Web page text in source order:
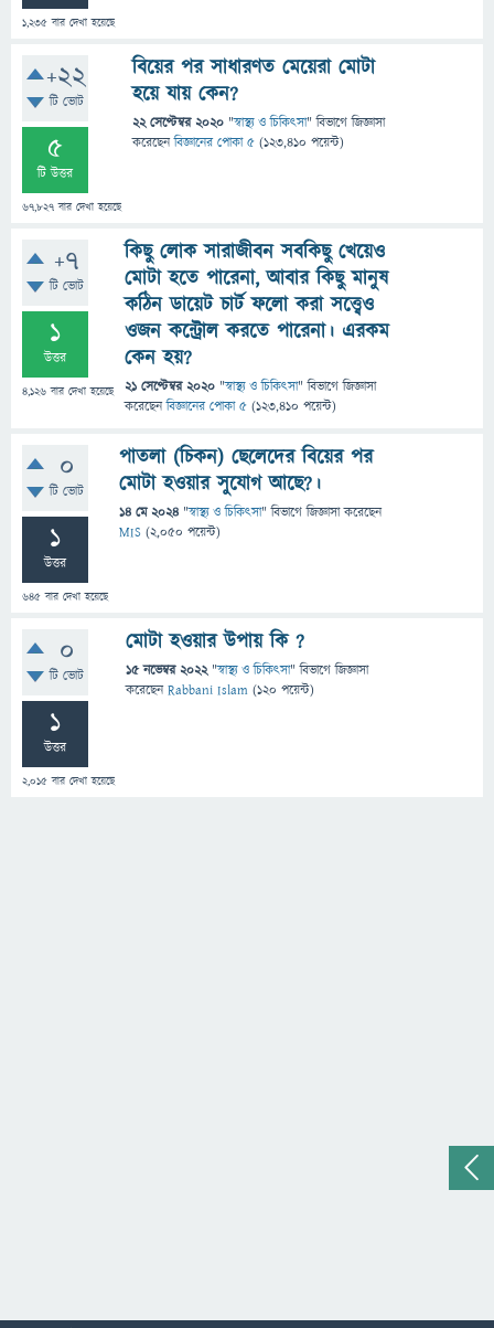
1,235 বার দেখা হয়েছে
+22
টি ভোট
5
টি উত্তর
67,827 বার দেখা হয়েছে
বিয়ের পর সাধারণত মেয়েরা মোটা
হয়ে যায় কেন?
22 সেপ্টেম্বর 2020 "স্বাস্থ্য ও চিকিৎসা" বিভাগে জিজ্ঞাসা
করেছেনবিজ্ঞানের পোকা ৫ (123,410 পয়েন্ট)
+7
টি ভোট
1
উত্তর
4,126 বার দেখা হয়েছে
কিছু লোক সারাজীবন সবকিছু খেয়েও
মোটা হতে পারেনা, আবার কিছু মানুষ
কঠিন ডায়েট চার্ট ফলো করা সত্ত্বেও
ওজন কন্ট্রোল করতে পারেনা। এরকম
কেন হয়?
21 সেপ্টেম্বর 2020 "স্বাস্থ্য ও চিকিৎসা" বিভাগে জিজ্ঞাসা
করেছেনবিজ্ঞানের পোকা ৫ (123,410 পয়েন্ট)
0
টি ভোট
1
উত্তর
645 বার দেখা হয়েছে
পাতলা (চিকন) ছেলেদের বিয়ের পর
মোটা হওয়ার সুযোগ আছে?।
14 মে 2024 "স্বাস্থ্য ও চিকিৎসা" বিভাগে জিজ্ঞাসাকরেছেন
MIS (2,050 পয়েন্ট)
0
টি ভোট
1
উত্তর
2,015 বার দেখা হয়েছে
মোটা হওয়ার উপায় কি ?
15 নভেম্বর 2022 "স্বাস্থ্য ও চিকিৎসা" বিভাগে জিজ্ঞাসা
করেছেনRabbani Islam (120 পয়েন্ট)